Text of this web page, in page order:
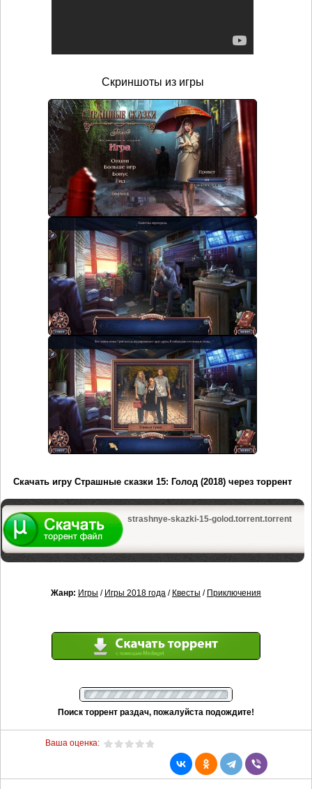
Скриншоты из игры
Скачать игру Страшные сказки 15: Голод (2018) через торрент
strashnye-skazki-15-golod.torrent.torrent
Жанр: Игры / Игры 2018 года / Квесты / Приключения
Поиск торрент раздач, пожалуйста подождите!
Ваша оценка: